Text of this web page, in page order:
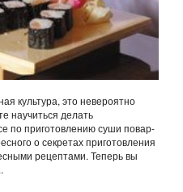
культура, это невероятно
научиться делать
по приготовлению суши повар-
о секретах приготовления
рецептами. Теперь вы